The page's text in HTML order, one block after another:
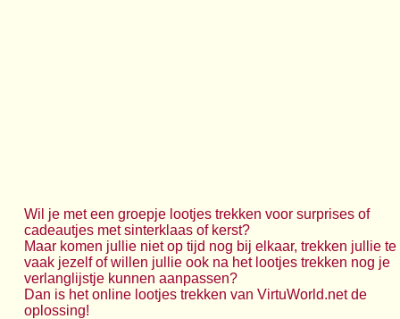
Wil je met een groepje lootjes trekken voor surprises of
cadeautjes met sinterklaas of kerst?
Maar komen jullie niet op tijd nog bij elkaar, trekken jullie te
vaak jezelf of willen jullie ook na het lootjes trekken nog je
verlanglijstje kunnen aanpassen?
Dan is het online lootjes trekken van VirtuWorld.net de
oplossing!